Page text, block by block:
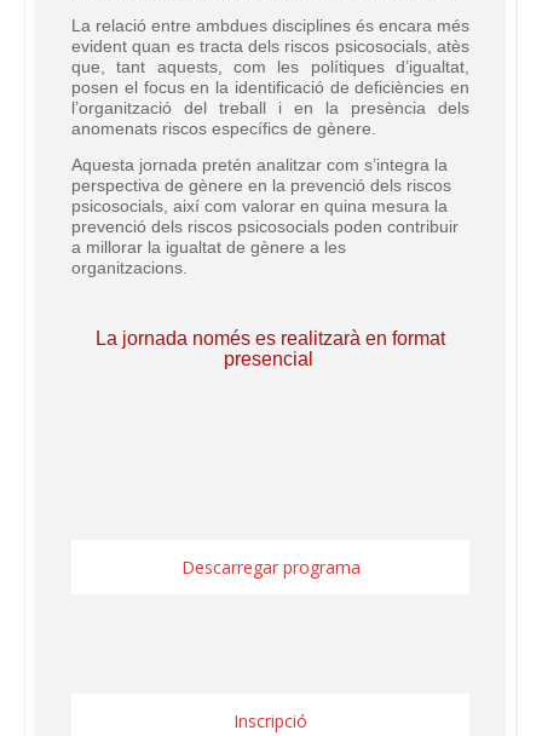
La relació entre ambdues disciplines és encara més
evident quan es tracta dels riscos psicosocials, atès
que, tant aquests, com les polítiques d’igualtat,
posen el focus en la identificació de deficiències en
l’organització del treball i en la presència dels
anomenats riscos específics de gènere.
Aquesta jornada pretén analitzar com s’integra la
perspectiva de gènere en la prevenció dels riscos
psicosocials, així com valorar en quina mesura la
prevenció dels riscos psicosocials poden contribuir
a millorar la igualtat de gènere a les
organitzacions.
La jornada només es realitzarà en format
presencial
Descarregar programa
Inscripció